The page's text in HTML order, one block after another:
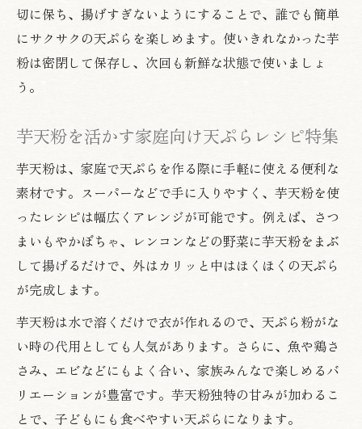
切に保ち、揚げすぎないようにすることで、誰でも簡単
にサクサクの天ぷらを楽しめます。使いきれなかった芋
粉は密閉して保存し、次回も新鮮な状態で使いましょ
う。
芋天粉を活かす家庭向け天ぷらレシピ特集
芋天粉は、家庭で天ぷらを作る際に手軽に使える便利な
素材です。スーパーなどで手に入りやすく、芋天粉を使
ったレシピは幅広くアレンジが可能です。例えば、さつ
まいもやかぼちゃ、レンコンなどの野菜に芋天粉をまぶ
して揚げるだけで、外はカリッと中はほくほくの天ぷら
が完成します。
芋天粉は水で溶くだけで衣が作れるので、天ぷら粉がな
い時の代用としても人気があります。さらに、魚や鶏さ
さみ、エビなどにもよく合い、家族みんなで楽しめるバ
リエーションが豊富です。芋天粉独特の甘みが加わるこ
とで、子どもにも食べやすい天ぷらになります。